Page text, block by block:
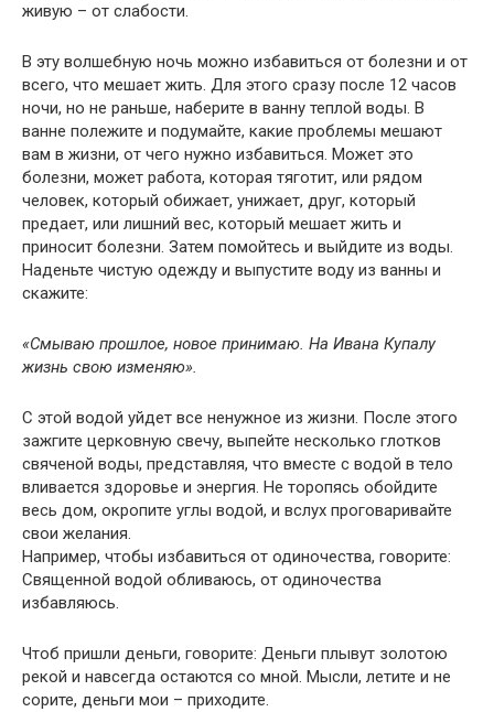
живую – от слабости.
В эту волшебную ночь можно избавиться от болезни и от
всего, что мешает жить. Для этого сразу после 12 часов
ночи, но не раньше, наберите в ванну теплой воды. В
ванне полежите и подумайте, какие проблемы мешают
вам в жизни, от чего нужно избавиться. Может это
болезни, может работа, которая тяготит, или рядом
человек, который обижает, унижает, друг, который
предает, или лишний вес, который мешает жить и
приносит болезни. Затем помойтесь и выйдите из воды.
Наденьте чистую одежду и выпустите воду из ванны и
скажите:
«Смываю прошлое, новое принимаю. На Ивана Купалу
жизнь свою изменяю».
С этой водой уйдет все ненужное из жизни. После этого
зажгите церковную свечу, выпейте несколько глотков
свяченой воды, представляя, что вместе с водой в тело
вливается здоровье и энергия. Не торопясь обойдите
весь дом, окропите углы водой, и вслух проговаривайте
свои желания.
Например, чтобы избавиться от одиночества, говорите:
Священной водой обливаюсь, от одиночества
избавляюсь.
Чтоб пришли деньги, говорите: Деньги плывут золотою
рекой и навсегда остаются со мной. Мысли, летите и не
сорите, деньги мои – приходите.